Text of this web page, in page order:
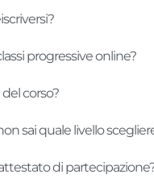
progressive online?
corso?
sai quale livello
di